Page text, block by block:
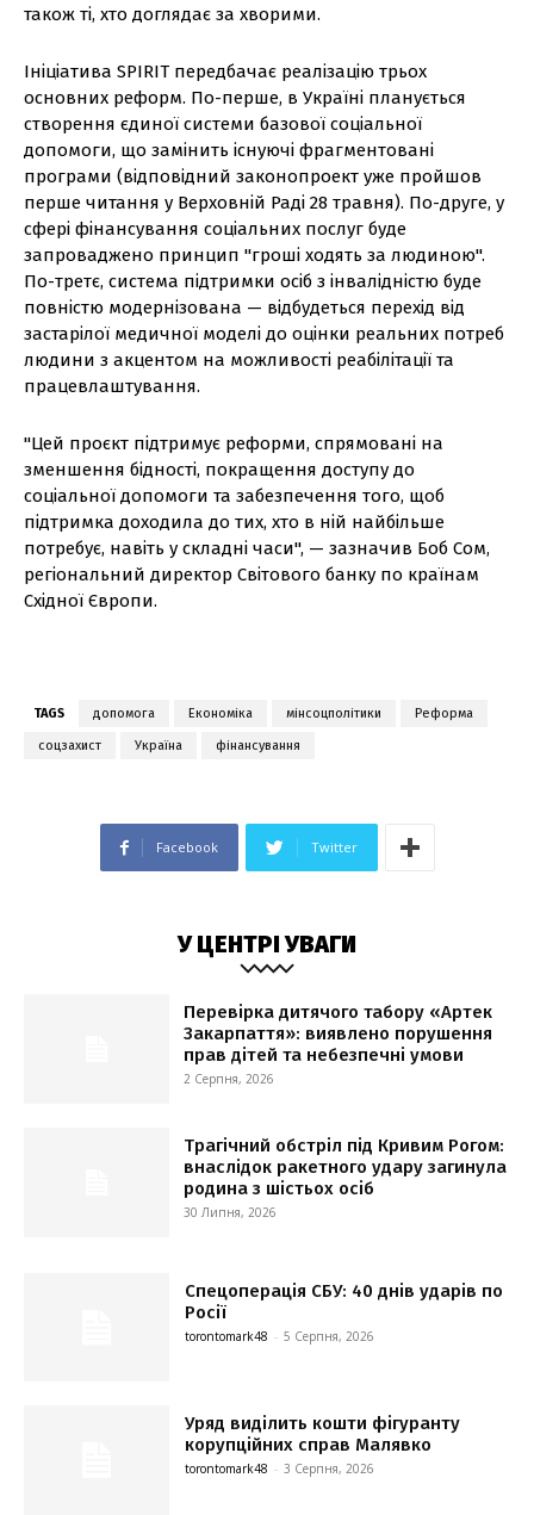
також ті, хто доглядає за хворими.
Ініціатива SPIRIT передбачає реалізацію трьох
основних реформ. По-перше, в Україні планується
створення єдиної системи базової соціальної
допомоги, що замінить існуючі фрагментовані
програми (відповідний законопроект уже пройшов
перше читання у Верховній Раді 28 травня). По-друге, у
сфері фінансування соціальних послуг буде
запроваджено принцип "гроші ходять за людиною".
По-третє, система підтримки осіб з інвалідністю буде
повністю модернізована — відбудеться перехід від
застарілої медичної моделі до оцінки реальних потреб
людини з акцентом на можливості реабілітації та
працевлаштування.
"Цей проєкт підтримує реформи, спрямовані на
зменшення бідності, покращення доступу до
соціальної допомоги та забезпечення того, щоб
підтримка доходила до тих, хто в ній найбільше
потребує, навіть у складні часи", — зазначив Боб Сом,
регіональний директор Світового банку по країнам
Східної Європи.
TAGS допомога Економіка мінсоцполітики Реформа
соцзахист Україна фінансування
Facebook Twitter
У ЦЕНТРІ УВАГИ
Перевірка дитячого табору «Артек
Закарпаття»: виявлено порушення
прав дітей та небезпечні умови
2 Серпня, 2026
Трагічний обстріл під Кривим Рогом:
внаслідок ракетного удару загинула
родина з шістьох осіб
30 Липня, 2026
Спецоперація СБУ: 40 днів ударів по
Росії
torontomark48 - 5 Серпня, 2026
Уряд виділить кошти фігуранту
корупційних справ Малявко
torontomark48 - 3 Серпня, 2026